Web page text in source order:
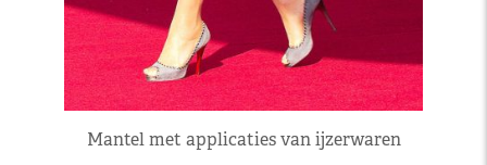
Mantel met applicaties van ijzerwaren